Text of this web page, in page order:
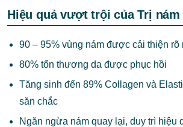
Hiệu quả vượt trội của Trị nám
90 – 95% vùng nám được cải thiện rõ
80% tổn thương da được phục hồi
Tăng sinh đến 89% Collagen và
săn chắc
Ngăn ngừa nám quay lại, duy trì hiệu